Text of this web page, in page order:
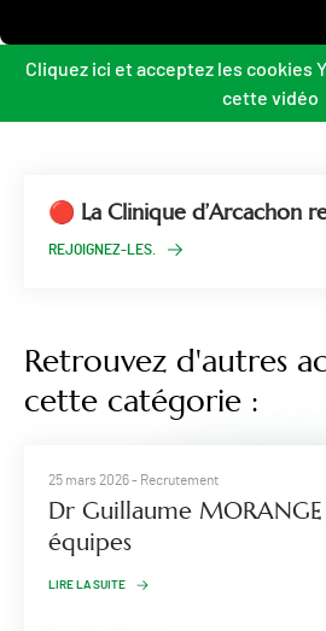
Cliquez ici et acceptez les cookies
cette vidéo
🔴 La Clinique d’Arcachon
REJOIGNEZ-LES.
Retrouvez d'autres
cette catégorie :
25 mars 2026- Recrutement
Dr Guillaume
équipes
LIRE LA SUITE